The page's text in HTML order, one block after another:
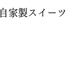
自家製スイーツ